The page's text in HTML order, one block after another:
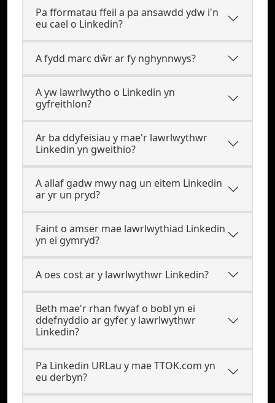
Pa fformatau ffeil a pa ansawdd ydw i'n
eu cael o Linkedin?
A fydd marc dŵr ar fy nghynnwys?
A yw lawrlwytho o Linkedin yn
gyfreithlon?
Ar ba ddyfeisiau y mae'r lawrlwythwr
Linkedin yn gweithio?
A allaf gadw mwy nag un eitem Linkedin
ar yr un pryd?
Faint o amser mae lawrlwythiad Linkedin
yn ei gymryd?
A oes cost ar y lawrlwythwr Linkedin?
Beth mae'r rhan fwyaf o bobl yn ei
ddefnyddio ar gyfer y lawrlwythwr
Linkedin?
Pa Linkedin URLau y mae TTOK.com yn
eu derbyn?